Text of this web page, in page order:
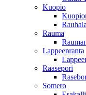
Kuopio
Rauma
Lappeenranta
Raasepori
Somero